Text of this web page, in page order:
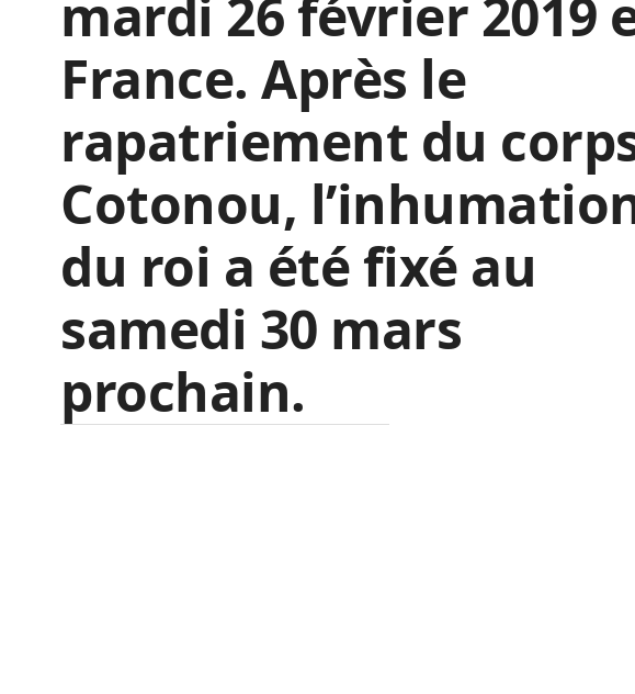
mardi 26 février 2019
France. Après le
rapatriement du
Cotonou,
du roi a été fixé au
samedi 30 mars
prochain.